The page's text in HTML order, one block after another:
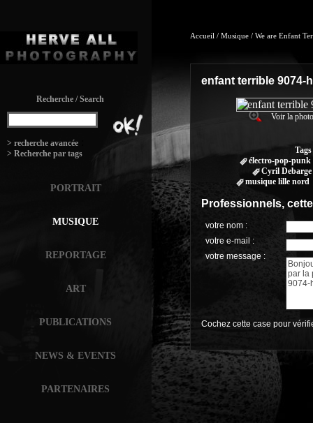
Recherche / Search
> recherche avancée
> Recherche par tags
PORTRAIT
MUSIQUE
REPORTAGE
ART
PUBLICATIONS
NEWS & EVENTS
PARTENAIRES
Accueil / Musique / We are Enfant
enfant terrible 9074-
Voir la
électro-pop-punk
Cyril Debarge
musique lille nord
Professionnels,
votre nom :
votre e-mail :
votre message :
Cochez cette case pour